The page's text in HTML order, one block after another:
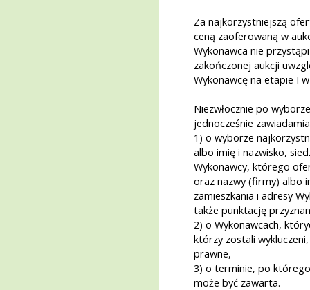
Za najkorzystniejszą
ceną zaoferowaną w
Wykonawca nie
zakończonej aukcji
Wykonawcę na etapie I
Niezwłocznie po
jednocześnie
1) o wyborze
albo imię i nazwisko,
Wykonawcy, którego
oraz nazwy (firmy) albo
zamieszkania i adresy
także punktację
2) o Wykonawcach,
którzy zostali
prawne,
3) o terminie, po
może być zawarta.